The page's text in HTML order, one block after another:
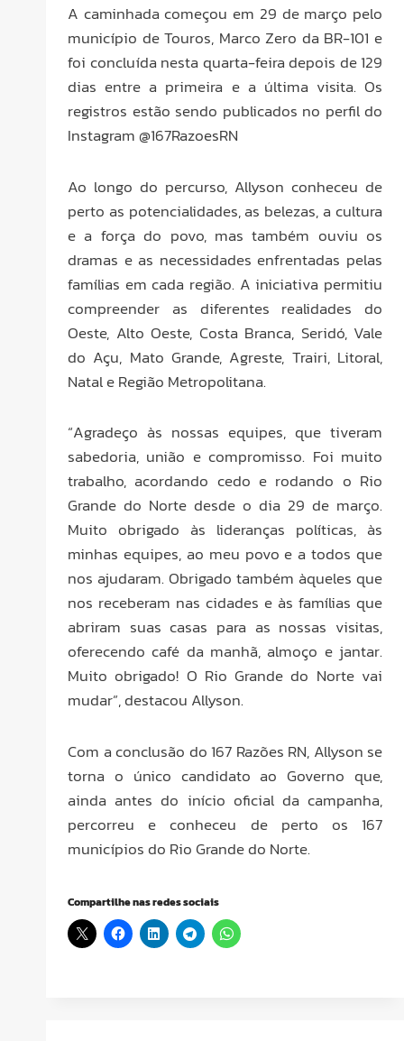
A caminhada começou em 29 de março pelo
município de Touros, Marco Zero da BR-101 e
foi concluída nesta quarta-feira depois de 129
dias entre a primeira e a última visita. Os
registros estão sendo publicados no perfil do
Instagram @167RazoesRN
Ao longo do percurso, Allyson conheceu de
perto as potencialidades, as belezas, a cultura
e a força do povo, mas também ouviu os
dramas e as necessidades enfrentadas pelas
famílias em cada região. A iniciativa permitiu
compreender as diferentes realidades do
Oeste, Alto Oeste, Costa Branca, Seridó, Vale
do Açu, Mato Grande, Agreste, Trairi, Litoral,
Natal e Região Metropolitana.
“Agradeço às nossas equipes, que tiveram
sabedoria, união e compromisso. Foi muito
trabalho, acordando cedo e rodando o Rio
Grande do Norte desde o dia 29 de março.
Muito obrigado às lideranças políticas, às
minhas equipes, ao meu povo e a todos que
nos ajudaram. Obrigado também àqueles que
nos receberam nas cidades e às famílias que
abriram suas casas para as nossas visitas,
oferecendo café da manhã, almoço e jantar.
Muito obrigado! O Rio Grande do Norte vai
mudar”, destacou Allyson.
Com a conclusão do 167 Razões RN, Allyson se
torna o único candidato ao Governo que,
ainda antes do início oficial da campanha,
percorreu e conheceu de perto os 167
municípios do Rio Grande do Norte.
Compartilhe nas redes sociais